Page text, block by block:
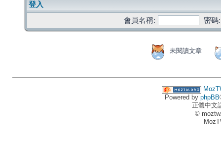
登入
會員名稱:
密碼:
未閱讀文章
Powered by phpBB
正體中文
©